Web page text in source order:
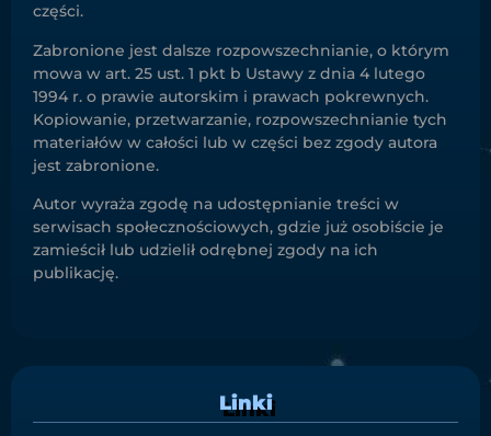
części.
Zabronione jest dalsze rozpowszechnianie, o którym
mowa w art. 25 ust. 1 pkt b Ustawy z dnia 4 lutego
1994 r. o prawie autorskim i prawach pokrewnych.
Kopiowanie, przetwarzanie, rozpowszechnianie tych
materiałów w całości lub w części bez zgody autora
jest zabronione.
Autor wyraża zgodę na udostępnianie treści w
serwisach społecznościowych, gdzie już osobiście je
zamieścił lub udzielił odrębnej zgody na ich
publikację.
Linki